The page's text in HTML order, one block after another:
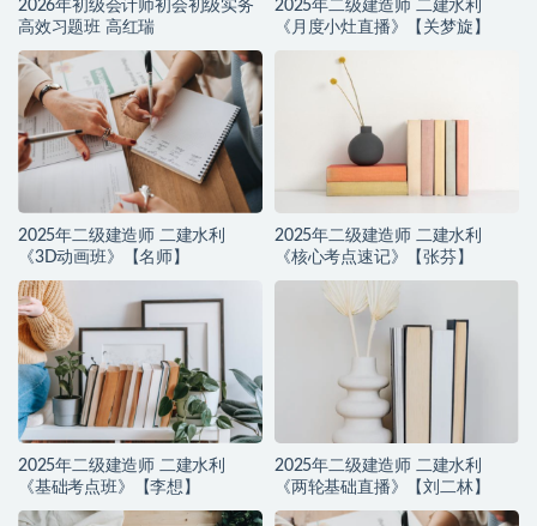
2026年初级会计师初会初级实务
高效习题班 高红瑞
2025年二级建造师 二建水利
《月度小灶直播》【关梦旋】
2025年二级建造师 二建水利
《3D动画班》【名师】
2025年二级建造师 二建水利
《核心考点速记》【张芬】
2025年二级建造师 二建水利
《基础考点班》【李想】
2025年二级建造师 二建水利
《两轮基础直播》【刘二林】